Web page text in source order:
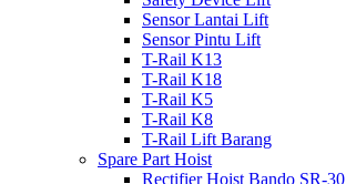
Sensor Lantai Lift
Sensor Pintu Lift
T-Rail K13
T-Rail K18
T-Rail K5
T-Rail K8
T-Rail Lift Barang
Spare Part Hoist
Rectifier Hoist Bando SR-30